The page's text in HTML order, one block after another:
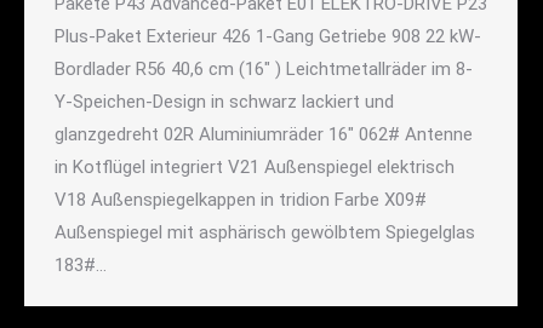
Plus-Paket Exterieur 426 1-Gang Getriebe 908 22 kW-
Bordlader R56 40,6 cm (16" ) Leichtmetallräder im 8-
Y-Speichen-Design in schwarz lackiert und
glanzgedreht 02R Aluminiumräder 16" 062# Antenne
in Kotflügel integriert V21 Außenspiegel elektrisch
V18 Außenspiegelkappen in tridion Farbe X09#
Außenspiegel mit asphärisch gewölbtem Spiegelglas
183#…